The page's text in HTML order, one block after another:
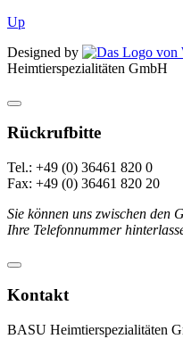
Up
Designed by
Heimtierspezialitäten GmbH
Rückrufbitte
Tel.: +49 (0) 36461 820 0
Fax: +49 (0) 36461 820 20
Sie können uns zwischen den
Ihre Telefonnummer
Kontakt
BASU Heimtierspezialitäten